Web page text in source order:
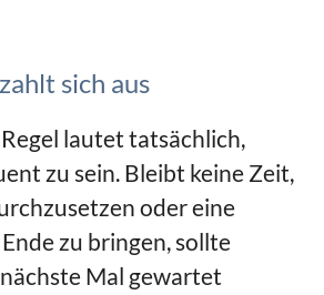
sich aus
lautet tatsächlich,
zu sein. Bleibt keine Zeit,
oder eine
zu bringen, sollte
Mal gewartet